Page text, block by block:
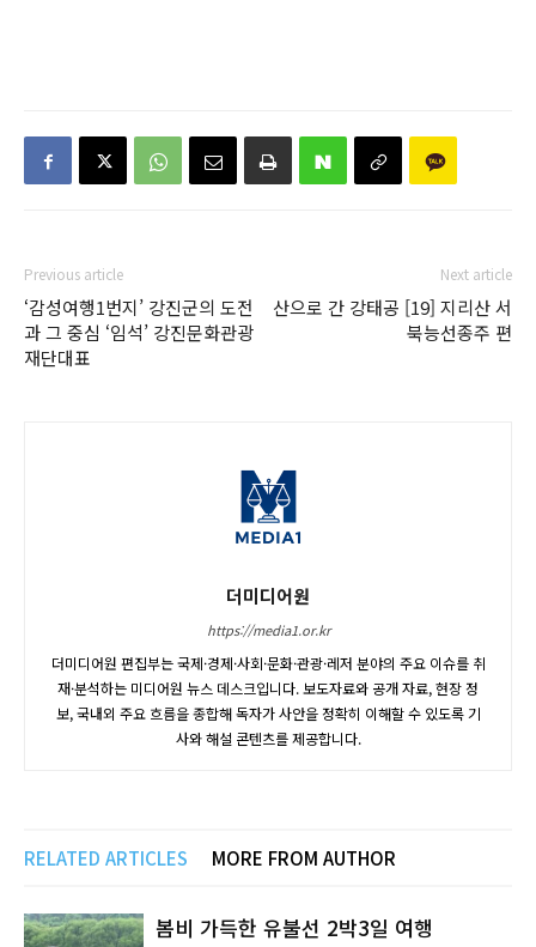
Previous article
‘감성여행1번지’ 강진군의 도전
과 그 중심 ‘임석’ 강진문화관광
재단대표
Next article
산으로 간 강태공 [19] 지리산 서
북능선종주 편
더미디어원
https://media1.or.kr
더미디어원 편집부는 국제·경제·사회·문화·관광·레저 분야의 주요 이슈를 취
재·분석하는 미디어원 뉴스 데스크입니다. 보도자료와 공개 자료, 현장 정
보, 국내외 주요 흐름을 종합해 독자가 사안을 정확히 이해할 수 있도록 기
사와 해설 콘텐츠를 제공합니다.
RELATED ARTICLES MORE FROM AUTHOR
봄비 가득한 유불선 2박3일 여행